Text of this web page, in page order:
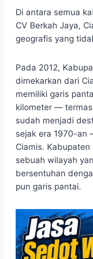
Di antara semua
CV Berkah Jaya,
geografis yang
Pada 2012,
dimekarkan dari
memiliki garis
kilometer —
sudah menjadi
sejak era 1970-an
Ciamis.
sebuah wilayah
bersentuhan
pun garis pantai.